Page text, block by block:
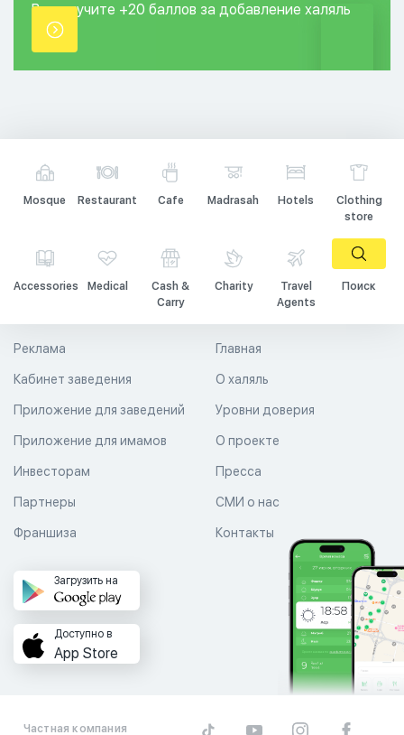
Вы получите +20 баллов за добавление халяль
точки.
Mosque Restaurant Cafe Madrasah Hotels
Clothing
store
Accessories Medical
Cash &
Carry
Charity
Travel
Agents
Поиск
Главная
О халяль
Уровни доверия
Реклама
Кабинет заведения
Приложение для заведений
Приложение для имамов О проекте
Пресса
СМИ о нас
Контакты
Инвесторам
Партнеры
Франшиза
Загрузить на
Доступно в
App Store
Частная компания